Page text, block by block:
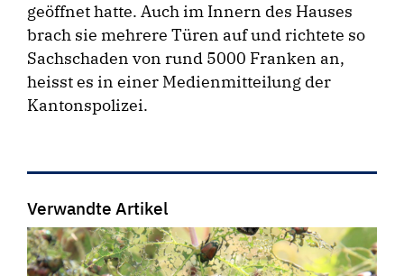
geöffnet hatte. Auch im Innern des Hauses
brach sie mehrere Türen auf und richtete so
Sachschaden von rund 5000 Franken an,
heisst es in einer Medienmitteilung der
Kantonspolizei.
Verwandte Artikel